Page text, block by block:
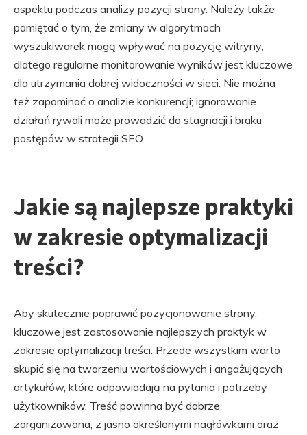
aspektu podczas analizy pozycji strony. Należy także
pamiętać o tym, że zmiany w algorytmach
wyszukiwarek mogą wpływać na pozycję witryny;
dlatego regularne monitorowanie wyników jest kluczowe
dla utrzymania dobrej widoczności w sieci. Nie można
też zapominać o analizie konkurencji; ignorowanie
działań rywali może prowadzić do stagnacji i braku
postępów w strategii SEO.
Jakie są najlepsze praktyki
w zakresie optymalizacji
treści?
Aby skutecznie poprawić pozycjonowanie strony,
kluczowe jest zastosowanie najlepszych praktyk w
zakresie optymalizacji treści. Przede wszystkim warto
skupić się na tworzeniu wartościowych i angażujących
artykułów, które odpowiadają na pytania i potrzeby
użytkowników. Treść powinna być dobrze
zorganizowana, z jasno określonymi nagłówkami oraz